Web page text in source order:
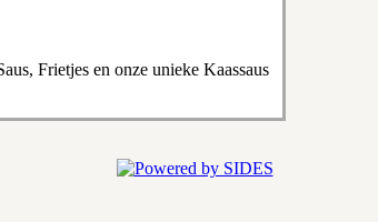
Frietjes en onze unieke Kaassaus